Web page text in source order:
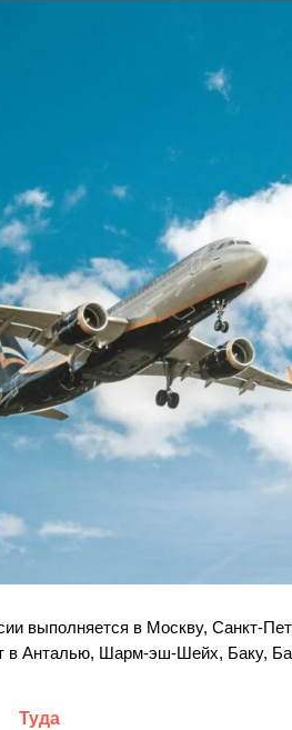
выполняется в Москву, Санкт-
в Анталью, Шарм-эш-Шейх, Баку,
Туда